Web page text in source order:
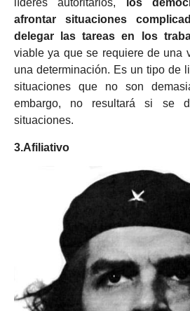
líderes autoritarios,
los
afrontar situaciones
delegar las tareas en los
viable ya que se requiere de una
una determinación. Es un tipo de
situaciones que no son
embargo, no resultará si se
situaciones.
3.Afiliativo